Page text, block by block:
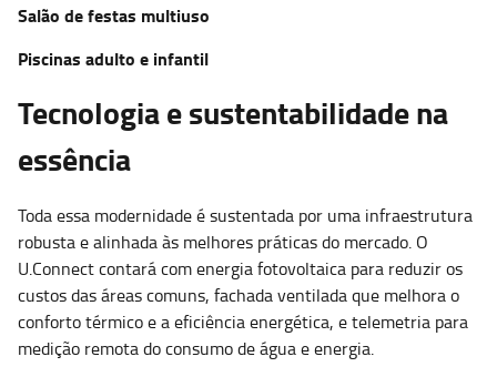
Salão de festas multiuso
Piscinas adulto e infantil
Tecnologia e sustentabilidade na
essência
Toda essa modernidade é sustentada por uma infraestrutura
robusta e alinhada às melhores práticas do mercado. O
U.Connect contará com energia fotovoltaica para reduzir os
custos das áreas comuns, fachada ventilada que melhora o
conforto térmico e a eficiência energética, e telemetria para
medição remota do consumo de água e energia.